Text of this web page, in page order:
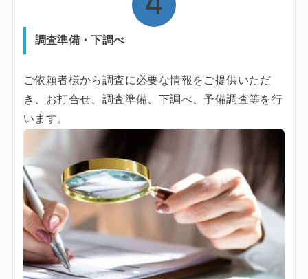
調査準備・下調べ
ご依頼者様から調査に必要な情報をご提供いただ
き、お打合せ、調査準備、下調べ、予備調査等を行
います。